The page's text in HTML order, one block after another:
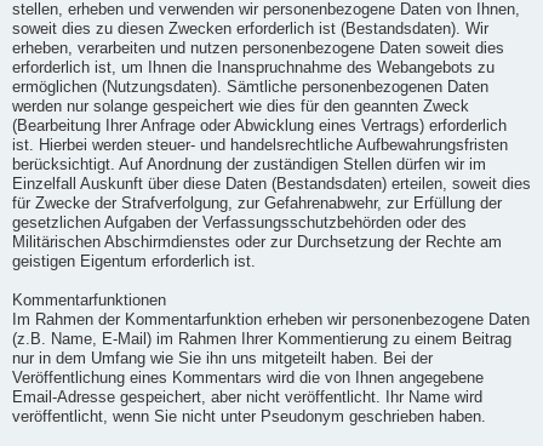
stellen, erheben und verwenden wir personenbezogene Daten von Ihnen,
soweit dies zu diesen Zwecken erforderlich ist (Bestandsdaten). Wir
erheben, verarbeiten und nutzen personenbezogene Daten soweit dies
erforderlich ist, um Ihnen die Inanspruchnahme des Webangebots zu
ermöglichen (Nutzungsdaten). Sämtliche personenbezogenen Daten
werden nur solange gespeichert wie dies für den geannten Zweck
(Bearbeitung Ihrer Anfrage oder Abwicklung eines Vertrags) erforderlich
ist. Hierbei werden steuer- und handelsrechtliche Aufbewahrungsfristen
berücksichtigt. Auf Anordnung der zuständigen Stellen dürfen wir im
Einzelfall Auskunft über diese Daten (Bestandsdaten) erteilen, soweit dies
für Zwecke der Strafverfolgung, zur Gefahrenabwehr, zur Erfüllung der
gesetzlichen Aufgaben der Verfassungsschutzbehörden oder des
Militärischen Abschirmdienstes oder zur Durchsetzung der Rechte am
geistigen Eigentum erforderlich ist.
Kommentarfunktionen
Im Rahmen der Kommentarfunktion erheben wir personenbezogene Daten
(z.B. Name, E-Mail) im Rahmen Ihrer Kommentierung zu einem Beitrag
nur in dem Umfang wie Sie ihn uns mitgeteilt haben. Bei der
Veröffentlichung eines Kommentars wird die von Ihnen angegebene
Email-Adresse gespeichert, aber nicht veröffentlicht. Ihr Name wird
veröffentlicht, wenn Sie nicht unter Pseudonym geschrieben haben.